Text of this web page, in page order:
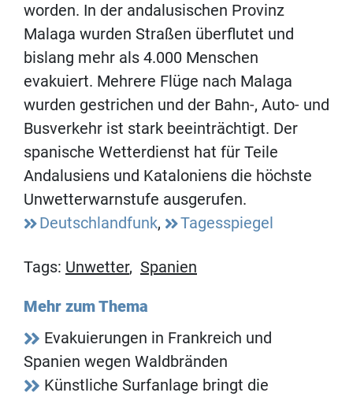
worden. In der andalusischen Provinz
Malaga wurden Straßen überflutet und
bislang mehr als 4.000 Menschen
evakuiert. Mehrere Flüge nach Malaga
wurden gestrichen und der Bahn-, Auto- und
Busverkehr ist stark beeinträchtigt. Der
spanische Wetterdienst hat für Teile
Andalusiens und Kataloniens die höchste
Unwetterwarnstufe ausgerufen.
Deutschlandfunk, Tagesspiegel
Tags: Unwetter, Spanien
Mehr zum Thema
Evakuierungen in Frankreich und
Spanien wegen Waldbränden
Künstliche Surfanlage bringt die